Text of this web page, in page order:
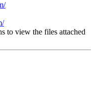
to view the files attached